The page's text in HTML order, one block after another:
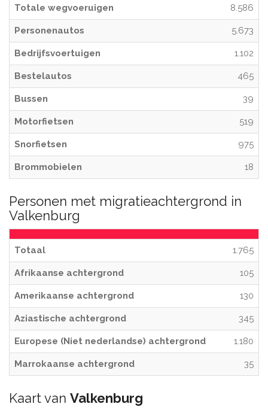
Totale wegvoeruigen 8.586
Personenautos 5.673
Bedrijfsvoertuigen 1.102
Bestelautos 465
Bussen 39
Motorfietsen 519
Snorfietsen 975
Brommobielen 18
Personen met migratieachtergrond in
Valkenburg
Totaal 1.765
Afrikaanse achtergrond 105
Amerikaanse achtergrond 130
Aziastische achtergrond 345
Europese (Niet nederlandse) achtergrond 1.180
Marrokaanse achtergrond 35
Kaart van Valkenburg